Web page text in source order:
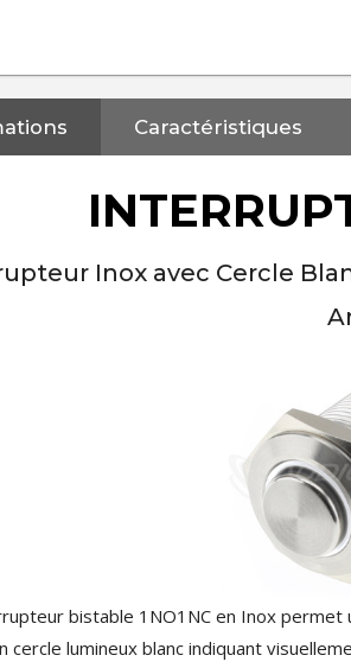
DAYTON AUDIO
Caractéristiques
Inox avec Cercle
bistable 1NO1NC en Inox
cercle lumineux blanc indiquant